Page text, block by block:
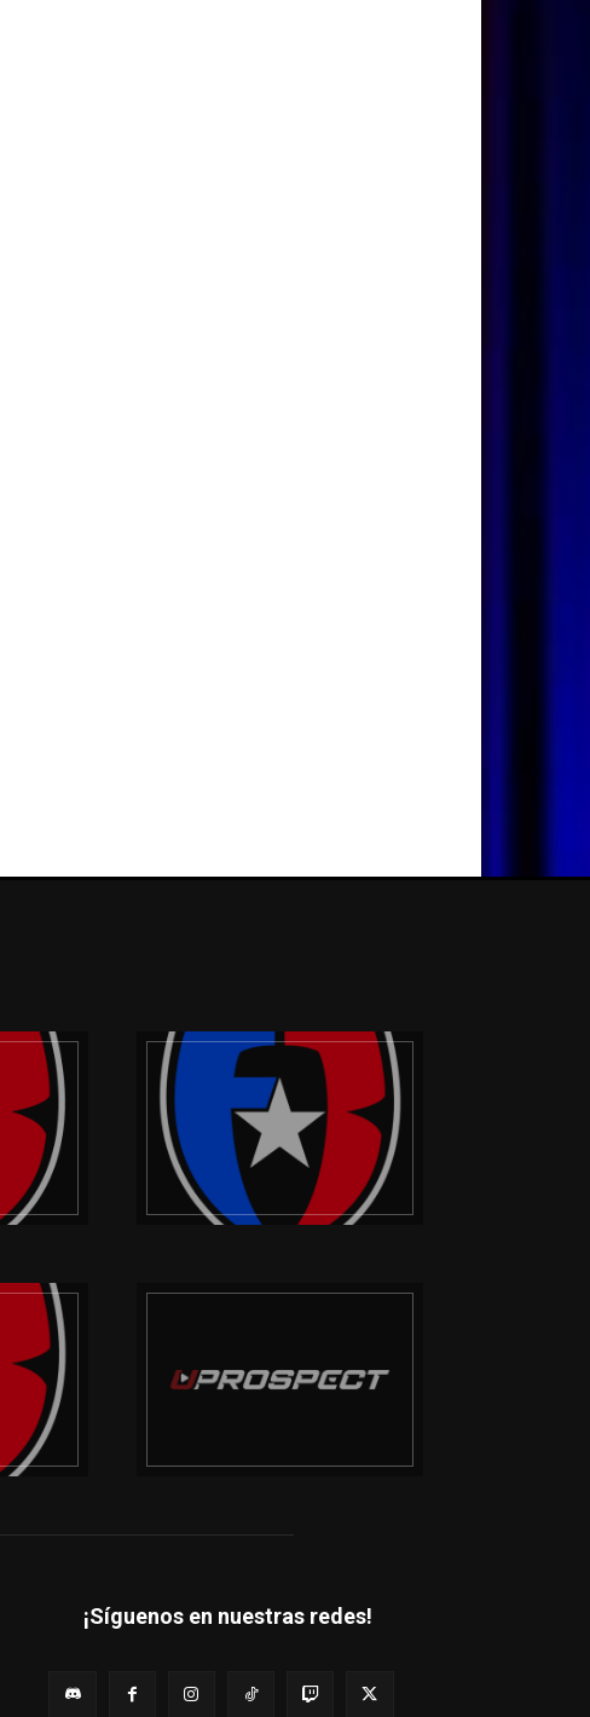
¡Síguenos en nuestras redes!